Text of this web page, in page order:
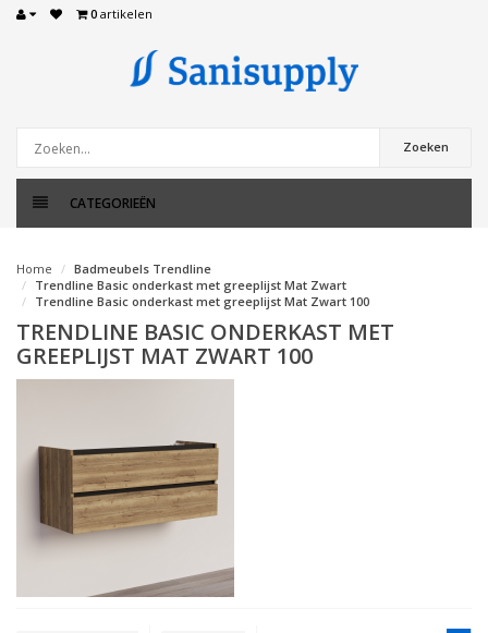
0 artikelen
Zoeken
CATEGORIEËN
Home
Badmeubels Trendline
Trendline Basic onderkast met greeplijst Mat Zwart
Trendline Basic onderkast met greeplijst Mat Zwart 100
TRENDLINE BASIC ONDERKAST MET
GREEPLIJST MAT ZWART 100